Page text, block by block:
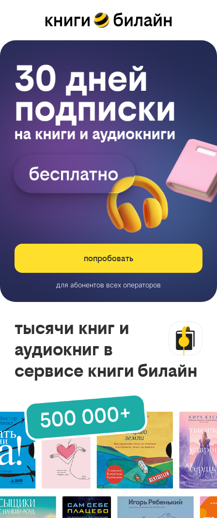
попробовать
для абонентов всех операторов
тысячи книг и
аудиокниг в
сервисе книги билайн